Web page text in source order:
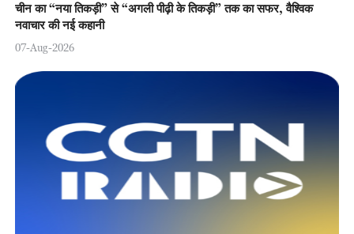
चीन का “नया तिकड़ी” से “अगली पीढ़ी के तिकड़ी” तक का सफर, वैश्विक
नवाचार की नई कहानी
07-Aug-2026